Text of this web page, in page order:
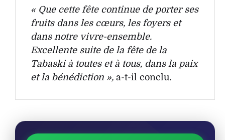
« Que cette fête continue de porter ses
fruits dans les cœurs, les foyers et
dans notre vivre-ensemble.
Excellente suite de la fête de la
Tabaski à toutes et à tous, dans la paix
et la bénédiction », a-t-il conclu.